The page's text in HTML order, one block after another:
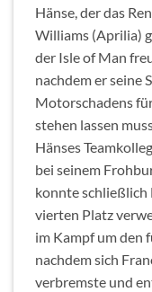
Hänse, der das
Williams (Aprilia)
der Isle of Man
nachdem er seine
Motorschadens
stehen lassen
Hänses
bei seinem
konnte schließlich
vierten Platz
im Kampf um den
nachdem sich
verbremste und